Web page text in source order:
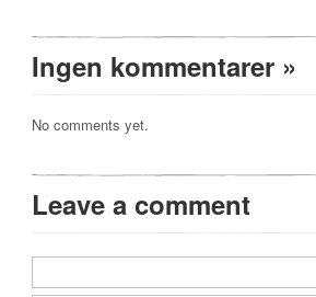
Ingen kommentarer »
No comments yet.
Leave a comment